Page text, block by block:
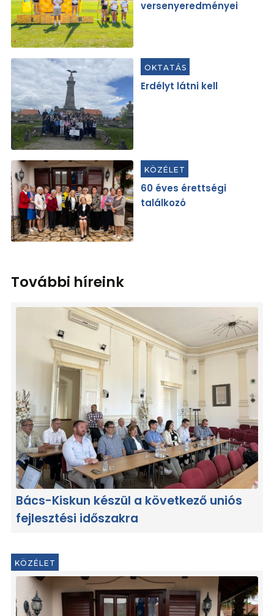
versenyeredményei
OKTATÁS
Erdélyt látni kell
KÖZÉLET
60 éves érettségi
találkozó
További híreink
Bács-Kiskun készül a következő uniós
fejlesztési időszakra
KÖZÉLET